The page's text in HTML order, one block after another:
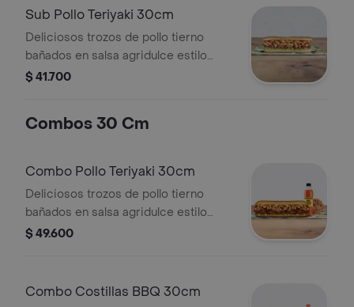
Sub Pollo Teriyaki 30cm
Deliciosos trozos de pollo tierno
bañados en salsa agridulce estilo
teriyaki. Pídelo con tus vegetales
$ 41.700
Combos 30 Cm
Combo Pollo Teriyaki 30cm
Deliciosos trozos de pollo tierno
bañados en salsa agridulce estilo
teriyaki. Pídelo con tus vegetales
bebida más acompañamiento.
$ 49.600
Combo Costillas BBQ 30cm